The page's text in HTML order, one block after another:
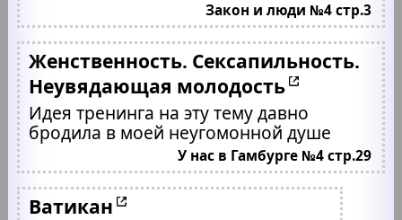
Закон и люди №4 стр.3
Женственность. Сексапильность.
Неувядающая молодость
Идея тренинга на эту тему давно
бродила в моей неугомонной душе
У нас в Гамбурге №4 стр.29
Ватикан